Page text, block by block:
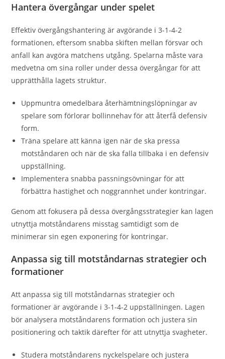
Hantera övergångar under spelet
Effektiv övergångshantering är avgörande i 3-1-4-2
formationen, eftersom snabba skiften mellan försvar och
anfall kan avgöra matchens utgång. Spelarna måste vara
medvetna om sina roller under dessa övergångar för att
upprätthålla lagets struktur.
Uppmuntra omedelbara återhämtningslöpningar av
spelare som förlorar bollinnehav för att återfå defensiv
form.
Träna spelare att känna igen när de ska pressa
motståndaren och när de ska falla tillbaka i en defensiv
uppställning.
Implementera snabba passningsövningar för att
förbättra hastighet och noggrannhet under kontringar.
Genom att fokusera på dessa övergångsstrategier kan lagen
utnyttja motståndarens misstag samtidigt som de
minimerar sin egen exponering för kontringar.
Anpassa sig till motståndarnas strategier och
formationer
Att anpassa sig till motståndarnas strategier och
formationer är avgörande i 3-1-4-2 uppställningen. Lagen
bör analysera motståndarens formation och justera sin
positionering och taktik därefter för att utnyttja svagheter.
Studera motståndarens nyckelspelare och justera